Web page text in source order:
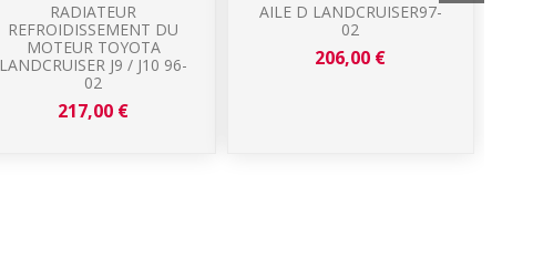
RADIATEUR
REFROIDISSEMENT DU
MOTEUR TOYOTA
LANDCRUISER J9 / J10 96-
02
217,00 €
AILE D LANDCRUISER97-
02
206,00 €